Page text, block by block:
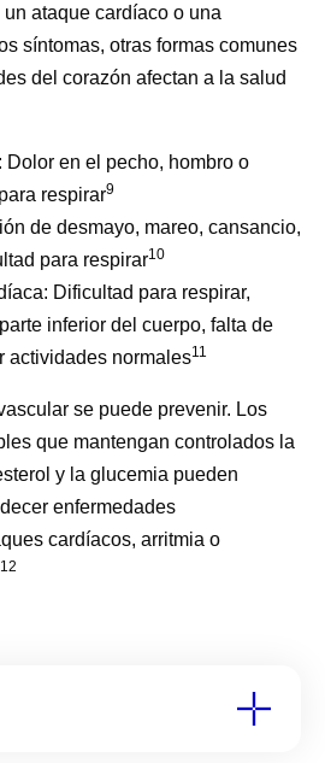
ataque cardíaco o una
síntomas, otras formas comunes
del corazón afectan a la salud
Dolor en el pecho, hombro o
respirar9
de desmayo, mareo, cansancio,
para respirar10
Dificultad para respirar,
inferior del cuerpo, falta de
actividades normales11
se puede prevenir. Los
que mantengan controlados la
y la glucemia pueden
enfermedades
cardíacos, arritmia o
12